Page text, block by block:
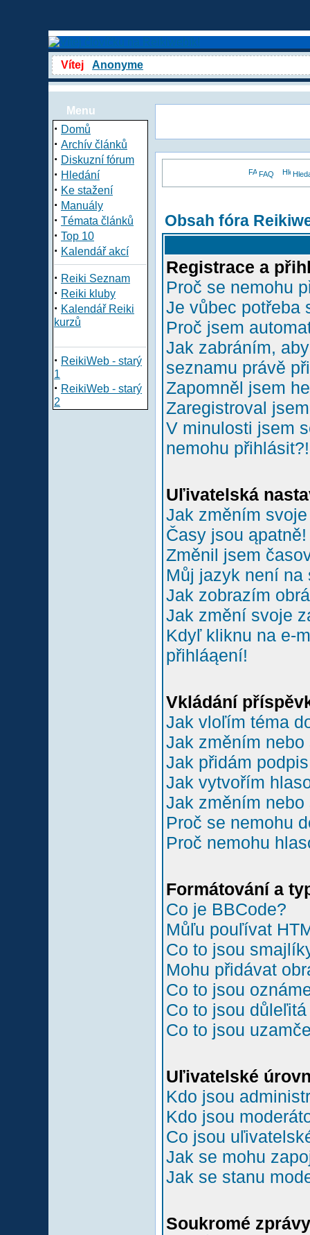
Vítej Anonyme
Menu
· Domů
· Archív článků
· Diskuzní fórum
· Hledání
· Ke stažení
· Manuály
· Témata článků
· Top 10
· Kalendář akcí
· Reiki Seznam
· Reiki kluby
· Kalendář Reiki
kurzů
· ReikiWeb - starý
1
· ReikiWeb - starý
2
FAQ
Obsah fóra
Registrace a
Proč se nemohu
Je vůbec potřeba
Proč jsem
Jak zabráním,
seznamu právě
Zapomněl jsem
Zaregistroval
V minulosti jsem
nemohu přihlásit?!
Uľivatelská
Jak změním
Časy jsou ąpatně!
Změnil jsem
Můj jazyk není na
Jak zobrazím
Jak změní svoje
Kdyľ kliknu na e-
přihláąení!
Vkládání
Jak vloľím téma
Jak změním
Jak přidám
Jak vytvořím
Jak změním
Proč se nemohu
Proč nemohu
Formátování a
Co je BBCode?
Můľu pouľívat
Co to jsou
Mohu přidávat
Co to jsou
Co to jsou
Co to jsou
Uľivatelské
Kdo jsou
Kdo jsou
Co jsou
Jak se mohu
Jak se stanu
Soukromé zprávy